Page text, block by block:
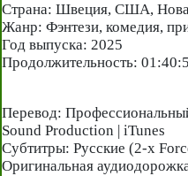
Страна: Швеция, США,
Жанр: Фэнтези, комедия,
Год выпуска: 2025
Продолжительность:
Перевод:
Sound Production | iTunes
Субтитры: Русские (2-x
Оригинальная